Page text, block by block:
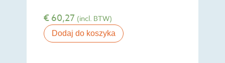
€60,27 (incl. BTW)
Dodaj do koszyka